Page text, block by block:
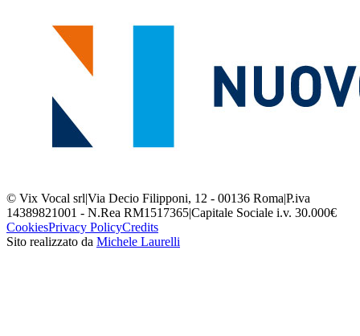
© Vix Vocal srl|Via Decio Filipponi, 12 - 00136 Roma|P.iva
14389821001 - N.Rea RM1517365|Capitale Sociale i.v. 30.000€
CookiesPrivacy PolicyCredits
Sito realizzato da Michele Laurelli